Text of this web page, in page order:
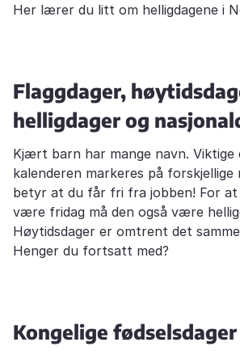
Her lærer du litt om helligdagene i
Flaggdager,
helligdager og
Kjært barn har mange navn. Viktige
kalenderen markeres på forskjellige
betyr at du får fri fra jobben! For at
være fridag må den også være
Høytidsdager er omtrent det
Henger du fortsatt med?
Kongelige fødselsdager